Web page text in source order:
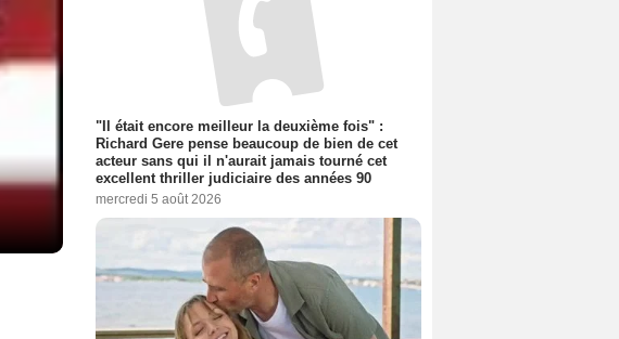
"Il était encore meilleur la deuxième fois" :
Richard Gere pense beaucoup de bien de cet
acteur sans qui il n'aurait jamais tourné cet
excellent thriller judiciaire des années 90
mercredi 5 août 2026